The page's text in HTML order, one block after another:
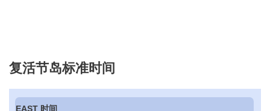
复活节岛标准时间
EAST 时间